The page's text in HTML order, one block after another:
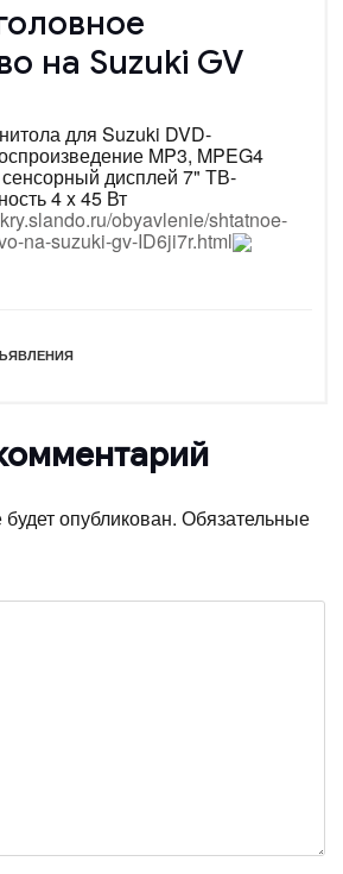
на Suzuki GV
для Suzuki DVD-
MP3, MPEG4
сенсорный дисплей 7" ТВ-
4 x 45 Вт
obyavlenie/shtatnoe-
na-suzuki-gv-ID6ji7r.html
опубликован. Обязательные